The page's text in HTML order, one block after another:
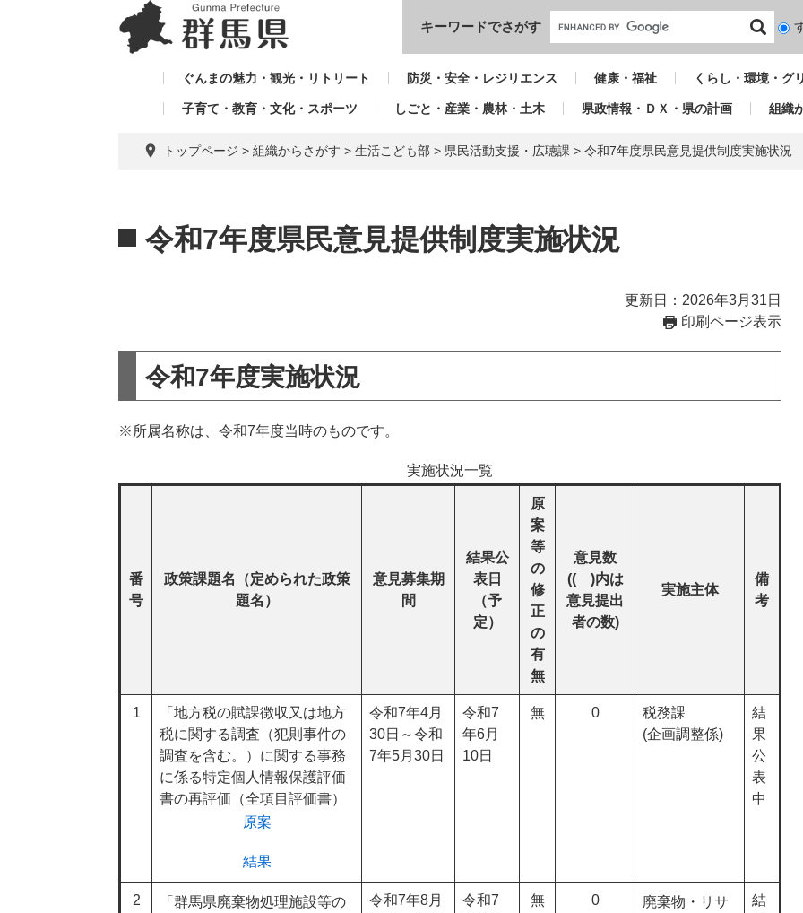
本文へ
キーワードでさがす
検
対
ぐんまの魅力・観光・リトリート 防災・安全・レジリエンス 健康・福祉 くらし・環境・グ
子育て・教育・文化・スポーツ しごと・産業・農林・土木 県政情報・ＤＸ・県の計画 組織
トップページ > 組織からさがす > 生活こども部 > 県民活動支援・広聴課 > 令和7年度県民意見提供制度実施状況
文
令和7年度県民意見提供制度実施状況
更新日：2026年3月31日
印刷ページ表示
令和7年度実施状況
※所属名称は、令和7年度当時のものです。
実施状況一覧
番
号
政策課題名（定められた政策
題名）
意見募集期
間
結果公
表日
（予
定）
原
案
等
の
修
正
の
有
無
意見数
(( )内は
意見提出
者の数)
実施主体
備
考
1
「地方税の賦課徴収又は地方
税に関する調査（犯則事件の
調査を含む。）に関する事務
に係る特定個人情報保護評価
書の再評価（全項目評価書）
原案
結果
令和7年4月
30日～令和
7年5月30日
令和7
年6月
10日
無 0
税務課
(企画調整係)
結
果
公
表
中
2
「群馬県廃棄物処理施設等の
令和7年8月
令和7
無 0
廃棄物・リサ
結